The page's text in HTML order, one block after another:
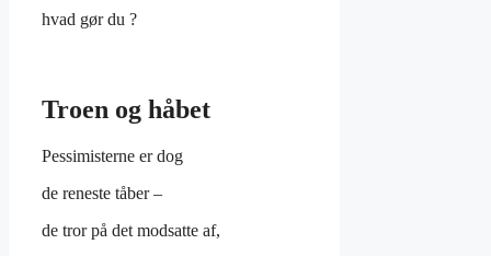
hvad gør du ?
Troen og håbet
Pessimisterne er dog
de reneste tåber –
de tror på det modsatte af,